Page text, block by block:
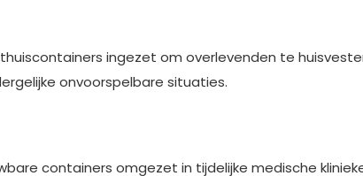
ingezet om overlevenden te
onvoorspelbare situaties.
containers omgezet in tijdelijke medische